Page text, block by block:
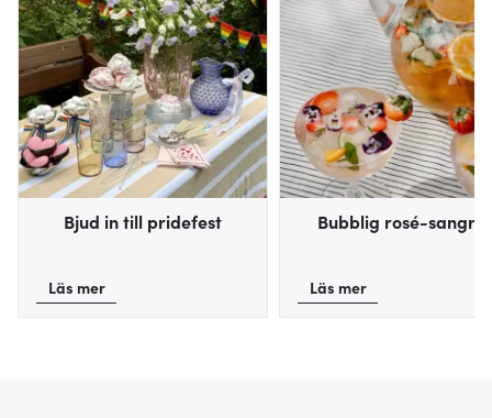
Bjud in till pridefest
Läs mer
Bubblig rosé-sangria
Läs mer